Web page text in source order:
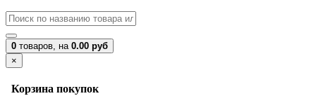
0 товаров, на 0.00 руб
×
Корзина покупок